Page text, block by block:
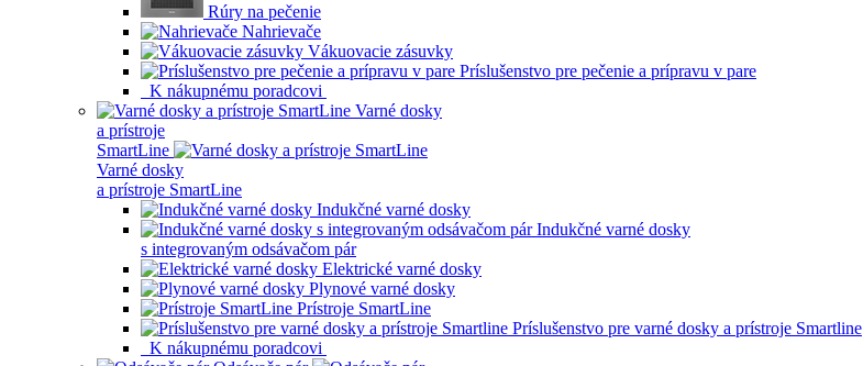
Rúry na pečenie
Nahrievače
Vákuovacie zásuvky
Príslušenstvo pre pečenie a prípravu v pare
K nákupnému poradcovi
Varné dosky
a prístroje
SmartLine
Varné dosky
a prístroje SmartLine
Indukčné varné dosky
Indukčné varné dosky
s integrovaným odsávačom pár
Elektrické varné dosky
Plynové varné dosky
Prístroje SmartLine
Príslušenstvo pre varné dosky a prístroje Smartline
K nákupnému poradcovi